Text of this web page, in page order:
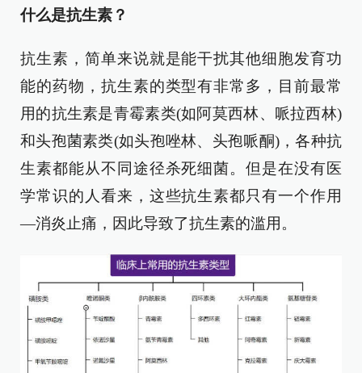
什么是抗生素？
抗生素，简单来说就是能干扰其他细胞发育功
能的药物，抗生素的类型有非常多，目前最常
用的抗生素是青霉素类(如阿莫西林、哌拉西林)
和头孢菌素类(如头孢唑林、头孢哌酮)，各种抗
生素都能从不同途径杀死细菌。但是在没有医
学常识的人看来，这些抗生素都只有一个作用
—消炎止痛，因此导致了抗生素的滥用。